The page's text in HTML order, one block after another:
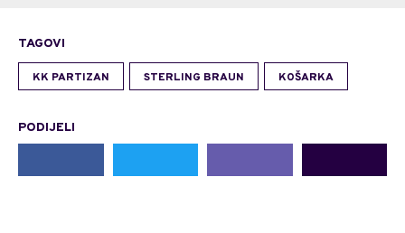
TAGOVI
KK PARTIZAN STERLING BRAUN KOŠARKA
PODIJELI